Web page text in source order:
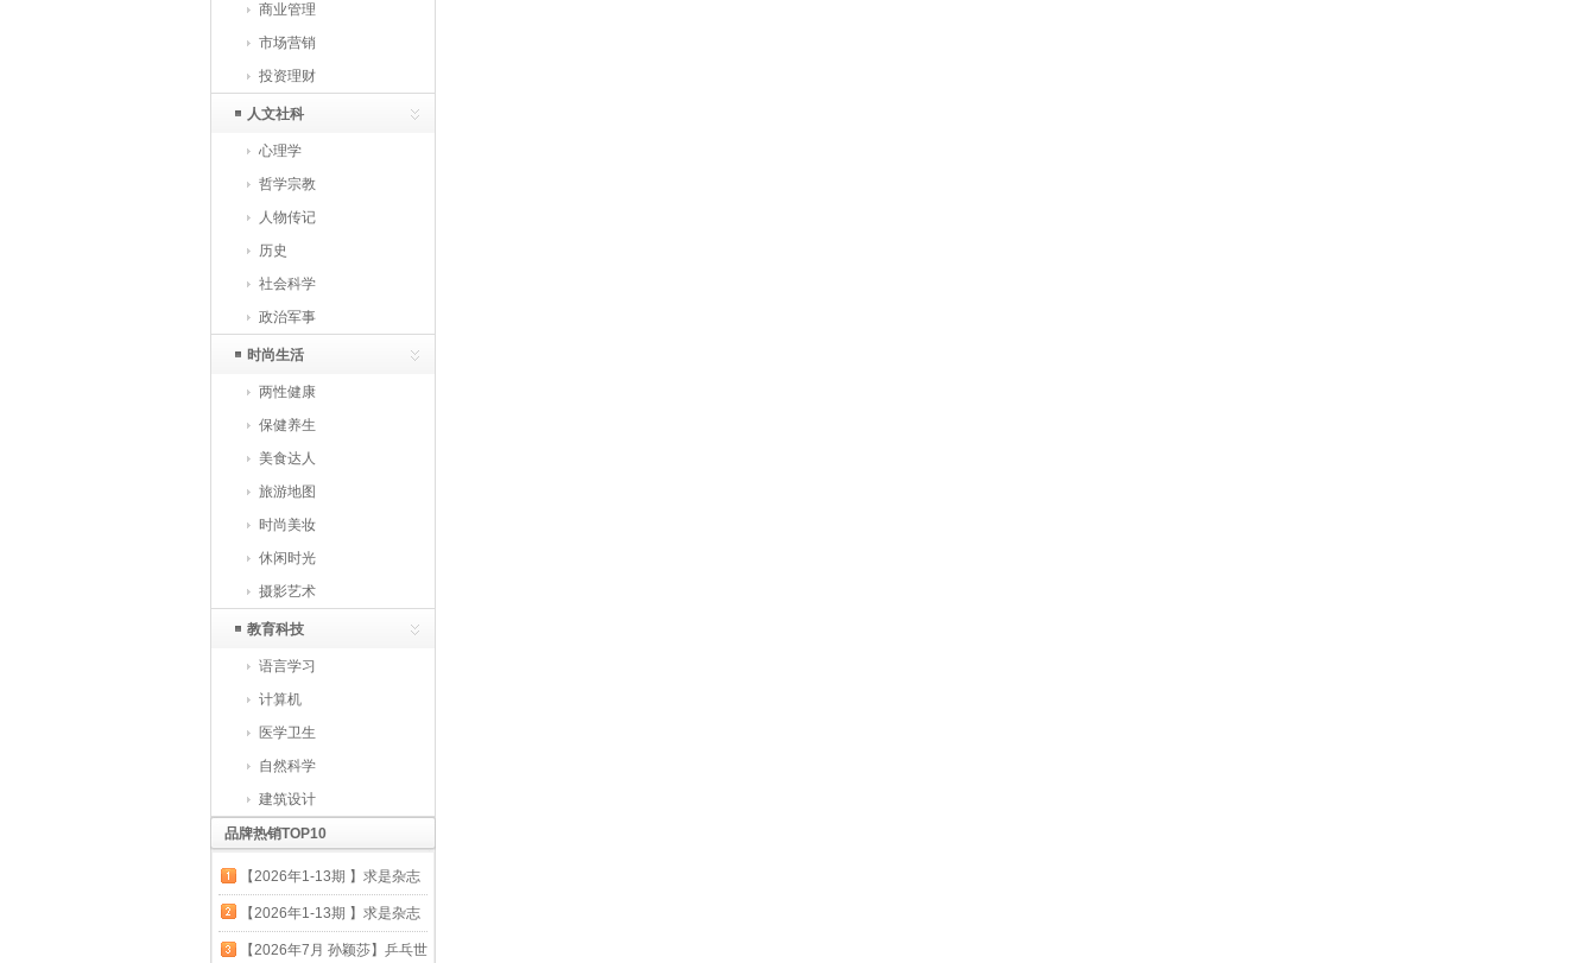
商业管理
市场营销
投资理财
人文社科
心理学
哲学宗教
人物传记
历史
社会科学
政治军事
时尚生活
两性健康
保健养生
美食达人
旅游地图
时尚美妆
休闲时光
摄影艺术
教育科技
语言学习
计算机
医学卫生
自然科学
建筑设计
品牌热销TOP10
【2026年1-13期 】求是杂志
2025年1-24期半月谈申论范
文素材省考公务员考试教材时
【2026年1-13期 】求是杂志
2025年1-24期半月谈申论范
【2026年7月 孙颖莎】乒乓世